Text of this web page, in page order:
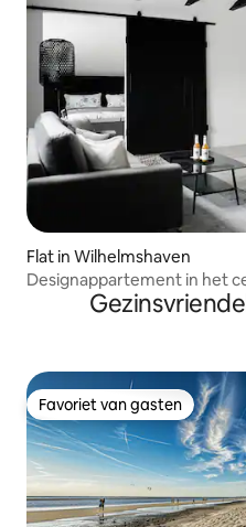
Flat in Wilhelmshaven
Designappartement in het
Favoriet van gasten
Favoriet van gasten